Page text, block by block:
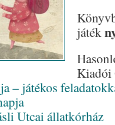
játék
Kiadói
– játékos
Utcai állatkórház